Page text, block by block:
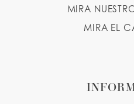
MIRA
MIRA EL